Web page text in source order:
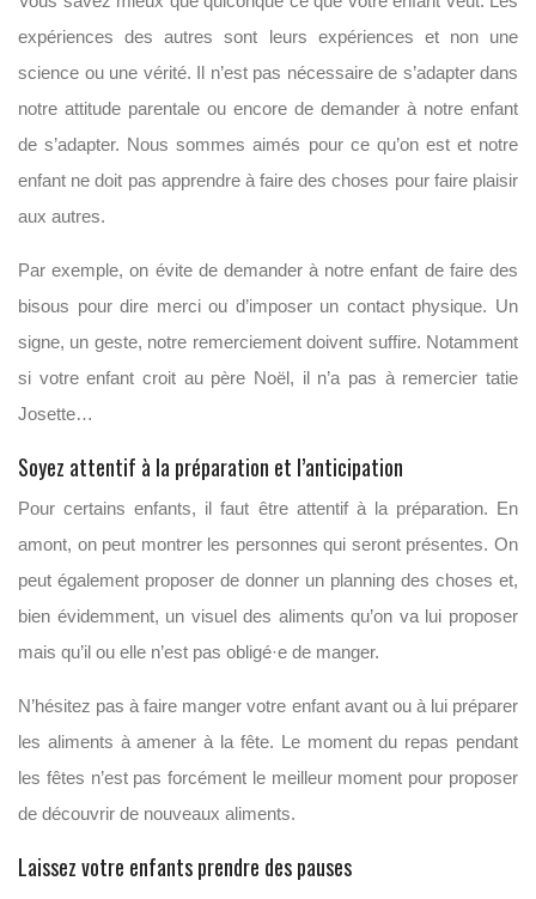
expériences des autres sont leurs expériences et non une
science ou une vérité. Il n’est pas nécessaire de s’adapter dans
notre attitude parentale ou encore de demander à notre enfant
de s’adapter. Nous sommes aimés pour ce qu’on est et notre
enfant ne doit pas apprendre à faire des choses pour faire plaisir
aux autres.
Par exemple, on évite de demander à notre enfant de faire des
bisous pour dire merci ou d’imposer un contact physique. Un
signe, un geste, notre remerciement doivent suffire. Notamment
si votre enfant croit au père Noël, il n’a pas à remercier tatie
Josette…
Soyez attentif à la préparation et l’anticipation
Pour certains enfants, il faut être attentif à la préparation. En
amont, on peut montrer les personnes qui seront présentes. On
peut également proposer de donner un planning des choses et,
bien évidemment, un visuel des aliments qu’on va lui proposer
mais qu’il ou elle n’est pas obligé·e de manger.
N’hésitez pas à faire manger votre enfant avant ou à lui préparer
les aliments à amener à la fête. Le moment du repas pendant
les fêtes n’est pas forcément le meilleur moment pour proposer
de découvrir de nouveaux aliments.
Laissez votre enfants prendre des pauses